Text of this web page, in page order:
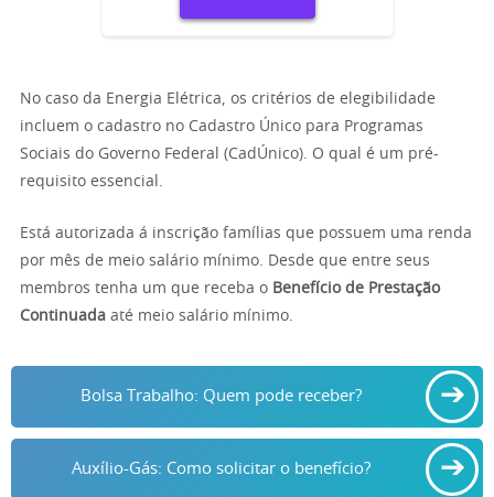
No caso da Energia Elétrica, os critérios de elegibilidade
incluem o cadastro no Cadastro Único para Programas
Sociais do Governo Federal (CadÚnico). O qual é um pré-
requisito essencial.
Está autorizada á inscrição famílias que possuem uma renda
por mês de meio salário mínimo. Desde que entre seus
membros tenha um que receba o Benefício de Prestação
Continuada até meio salário mínimo.
Bolsa Trabalho: Quem pode receber? ➔
Auxílio-Gás: Como solicitar o benefício? ➔